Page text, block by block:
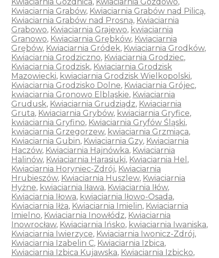
Kwiaciarnia Grabów, Kwiaciarnia Grabów nad Pilicą,
Kwiaciarnia Grabów nad Prosną, Kwiaciarnia
Grabowo, Kwiaciarnia Grajewo, kwiaciarnia
Granowo, Kwiaciarnia Grębków, Kwiaciarnia
Grębów, Kwiaciarnia Gródek, Kwiaciarnia Grodków,
Kwiaciarnia Grodziczno, Kwiaciarnia Grodziec,
Kwiaciarnia Grodzisk, Kwiaciarnia Grodzisk
Mazowiecki, kwiaciarnia Grodzisk Wielkopolski,
Kwiaciarnia Grodzisko Dolne, Kwiaciarnia Grójec,
kwiaciarnia Gronowo Elbląskie, Kwiaciarnia
Grudusk, Kwiaciarnia Grudziądz, Kwiaciarnia
Gruta, Kwiaciarnia Grybów, kwiaciarnia Gryfice,
kwiaciarnia Gryfino, Kwiaciarnia Gryfów Śląski,
kwiaciarnia Grzegorzew, kwiaciarnia Grzmiąca,
Kwiaciarnia Gubin, Kwiaciarnia Gzy, Kwiaciarnia
Haczów, Kwiaciarnia Hajnówka, Kwiaciarnia
Halinów, Kwiaciarnia Harasiuki, Kwiaciarnia Hel ,
Kwiaciarnia Horyniec-Zdrój, Kwiaciarnia
Hrubieszów, Kwiaciarnia Huszlew, Kwiaciarnia
Hyżne, kwiaciarnia Iława, Kwiaciarnia Iłów,
Kwiaciarnia Iłowa, kwiaciarnia Iłowo-Osada,
Kwiaciarnia Iłża, Kwiaciarnia Imielin, Kwiaciarnia
Imielno, Kwiaciarnia Inowłódz, Kwiaciarnia
Inowrocław, Kwiaciarnia Ińsko, kwiaciarnia Iwaniska,
Kwiaciarnia Iwierzyce, Kwiaciarnia Iwonicz-Zdrój,
Kwiaciarnia Izabelin C, Kwiaciarnia Izbica,
Kwiaciarnia Izbica Kujawska, Kwiaciarnia Izbicko,